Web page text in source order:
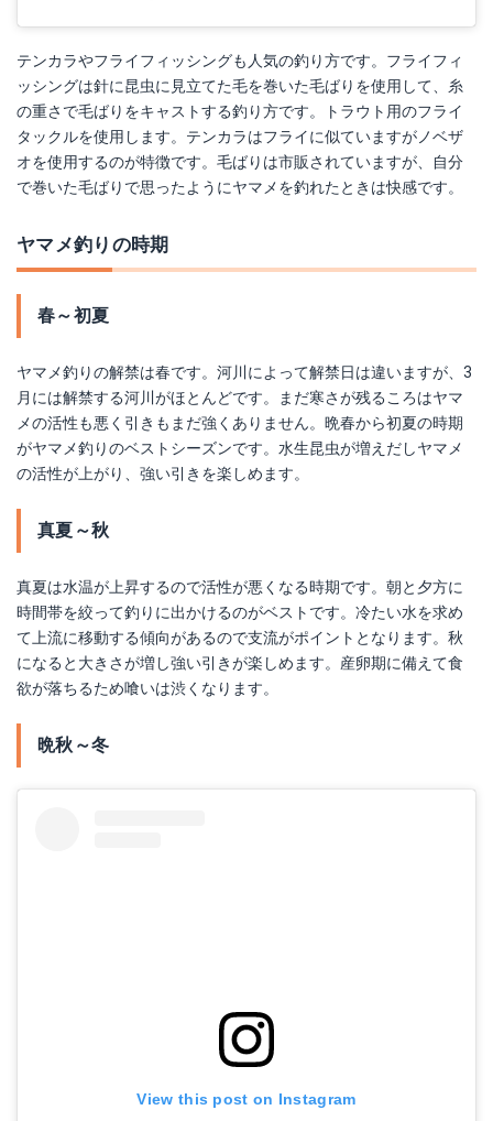
テンカラやフライフィッシングも人気の釣り方です。フライフィ
ッシングは針に昆虫に見立てた毛を巻いた毛ばりを使用して、糸
の重さで毛ばりをキャストする釣り方です。トラウト用のフライ
タックルを使用します。テンカラはフライに似ていますがノベザ
オを使用するのが特徴です。毛ばりは市販されていますが、自分
で巻いた毛ばりで思ったようにヤマメを釣れたときは快感です。
ヤマメ釣りの時期
春～初夏
ヤマメ釣りの解禁は春です。河川によって解禁日は違いますが、3
月には解禁する河川がほとんどです。まだ寒さが残るころはヤマ
メの活性も悪く引きもまだ強くありません。晩春から初夏の時期
がヤマメ釣りのベストシーズンです。水生昆虫が増えだしヤマメ
の活性が上がり、強い引きを楽しめます。
真夏～秋
真夏は水温が上昇するので活性が悪くなる時期です。朝と夕方に
時間帯を絞って釣りに出かけるのがベストです。冷たい水を求め
て上流に移動する傾向があるので支流がポイントとなります。秋
になると大きさが増し強い引きが楽しめます。産卵期に備えて食
欲が落ちるため喰いは渋くなります。
晩秋～冬
View this post on Instagram